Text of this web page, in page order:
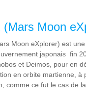
(Mars Moon
Moon eXplorer) est
japonais fin
et Deimos, pour en
en orbite martienne, à
comme ce fut le cas de